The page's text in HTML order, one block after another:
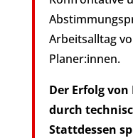
Arbeitsalltag
Planer:innen.
Der Erfolg
durch
Stattdessen